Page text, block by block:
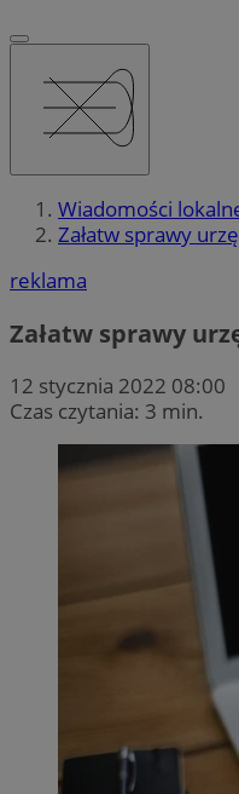
Wiadomości
Załatw sprawy
reklama
Załatw sprawy
12 stycznia 2022 08:00
Czas czytania: 3 min.